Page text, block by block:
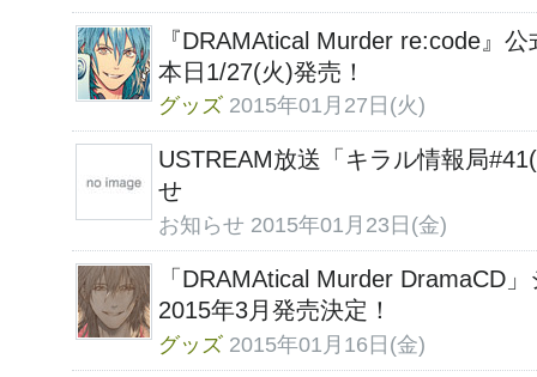
『DRAMAtical Murder re:code』
本日1/27(火)発売！
グッズ 2015年01月27日(火)
USTREAM放送「キラル情報局
せ
お知らせ 2015年01月23日(金)
「DRAMAtical Murder DramaCD
2015年3月発売決定！
グッズ 2015年01月16日(金)